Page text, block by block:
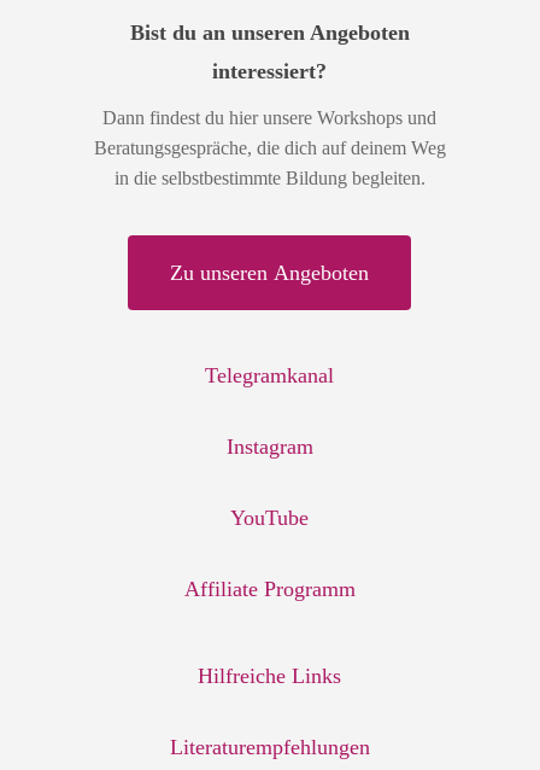
Bist du an unseren Angeboten
interessiert?
Dann findest du hier unsere Workshops und
Beratungsgespräche, die dich auf deinem Weg
in die selbstbestimmte Bildung begleiten.
Zu unseren Angeboten
Telegramkanal
Instagram
YouTube
Affiliate Programm
Hilfreiche Links
Literaturempfehlungen